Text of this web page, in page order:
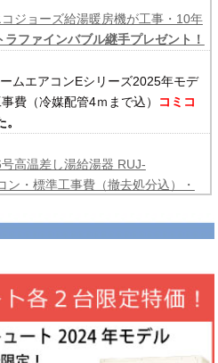
ジョーズ給湯暖房機が工事・10年
ラファインバブル継手プレゼント！
ムエアコンEシリーズ2025年モデ
費（冷媒配管4ｍまで込）
コミコ
高温差し湯給湯器 RUJ-
・標準工事費（撤去処分込）・
事費（冷媒配管4ｍまで込）商品5
円！
リツ対象製品の購入・設置・アプ
れなくもらえるキャッシュバックキ